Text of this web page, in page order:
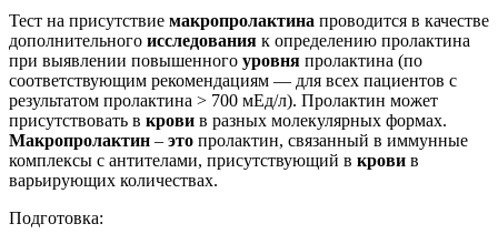
Тест на присутствие макропролактина проводится в качестве
дополнительного исследования к определению пролактина
при выявлении повышенного уровня пролактина (по
соответствующим рекомендациям — для всех пациентов с
результатом пролактина > 700 мЕд/л). Пролактин может
присутствовать в крови в разных молекулярных формах.
Макропролактин – это пролактин, связанный в иммунные
комплексы с антителами, присутствующий в крови в
варьирующих количествах.
Подготовка: